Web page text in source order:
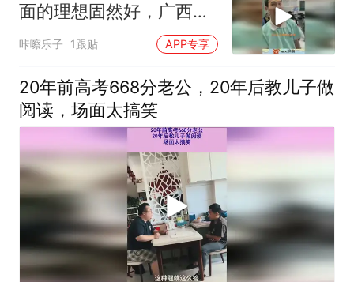
面的理想固然好，广西师
范才最有志气！_
咔嚓乐子 1跟贴 APP专享
20年前高考668分老公，20年后教儿子做
阅读，场面太搞笑